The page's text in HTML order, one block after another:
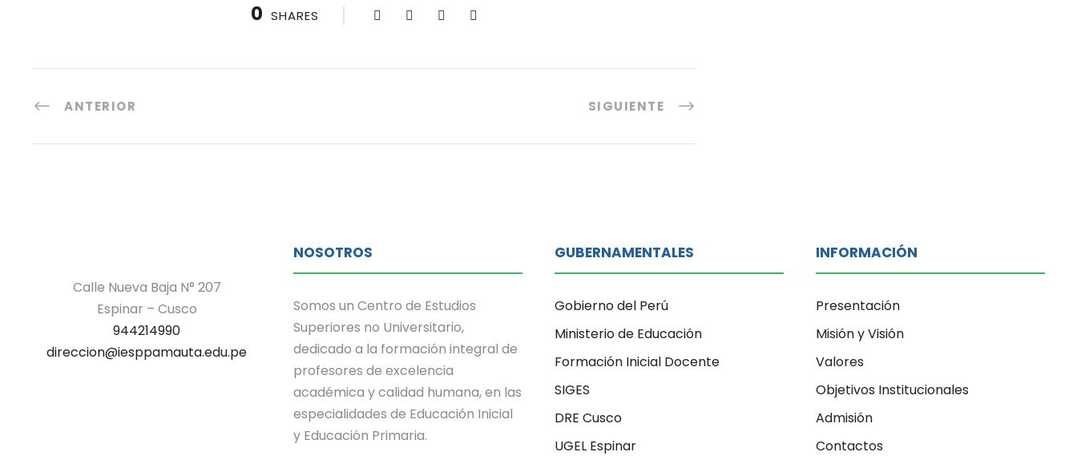
0 SHARES
ANTERIOR SIGUIENTE
Calle Nueva Baja N° 207
Espinar – Cusco
944214990
direccion@iesppamauta.edu.pe
NOSOTROS
Somos un Centro de Estudios
Superiores no Universitario,
dedicado a la formación integral de
profesores de excelencia
académica y calidad humana, en las
especialidades de Educación Inicial
y Educación Primaria.
GUBERNAMENTALES
Gobierno del Perú
Ministerio de Educación
Formación Inicial Docente
SIGES
DRE Cusco
UGEL Espinar
INFORMACIÓN
Presentación
Misión y Visión
Valores
Objetivos Institucionales
Admisión
Contactos